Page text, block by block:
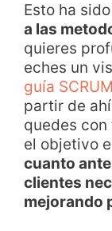
Esto ha
a las
quieres
eches un
guía SCRUM
partir de
quedes
el objetivo
cuanto
clientes
mejorando